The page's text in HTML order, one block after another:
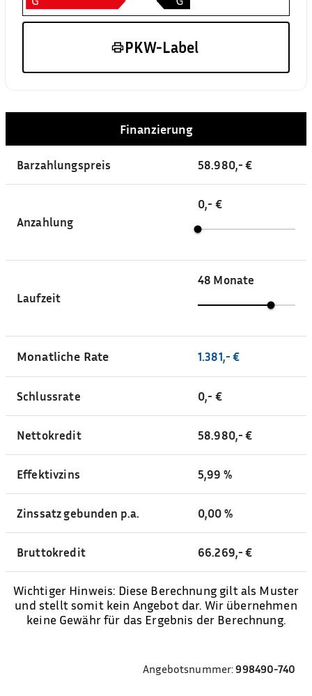
PKW-Label
Finanzierung
Barzahlungspreis 58.980,- €
Anzahlung
0,- €
Laufzeit
48 Monate
Monatliche Rate 1.381,- €
Schlussrate 0,- €
Nettokredit 58.980,- €
Effektivzins 5,99 %
Zinssatz gebunden p.a. 0,00 %
Bruttokredit 66.269,- €
Wichtiger Hinweis: Diese Berechnung gilt als Muster
und stellt somit kein Angebot dar. Wir übernehmen
keine Gewähr für das Ergebnis der Berechnung.
Angebotsnummer:998490-740